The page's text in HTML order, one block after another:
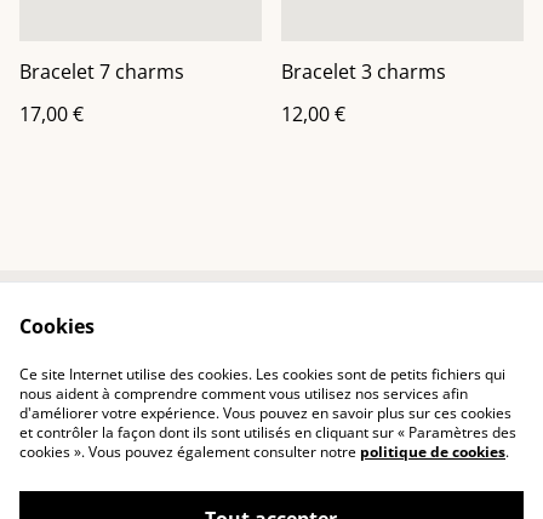
Bracelet 7 charms
17,00 €
Bracelet 3 charms
12,00 €
Politique de
confidentialité
Politique de cookies
Cookies
Ce site Internet utilise des cookies. Les cookies sont de petits fichiers qui
nous aident à comprendre comment vous utilisez nos services afin
d'améliorer votre expérience. Vous pouvez en savoir plus sur ces cookies
et contrôler la façon dont ils sont utilisés en cliquant sur « Paramètres des
cookies ». Vous pouvez également consulter notre politique de cookies.